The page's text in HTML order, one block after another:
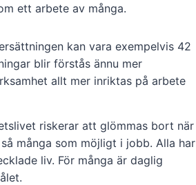
ett arbete av många.
kan vara exempelvis 42
blir förstås ännu mer
allt mer inriktas på arbete
riskerar att glömmas bort när
många som möjligt i jobb. Alla har
liv. För många är daglig